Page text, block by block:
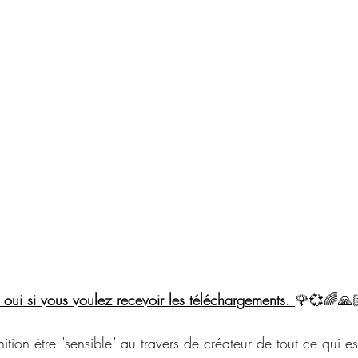
si vous voulez recevoir les téléchargements.
être "sensible" au travers de créateur de tout ce qui